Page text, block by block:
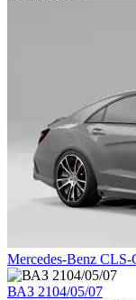
Mercedes-Benz
ВАЗ 2104/05/07